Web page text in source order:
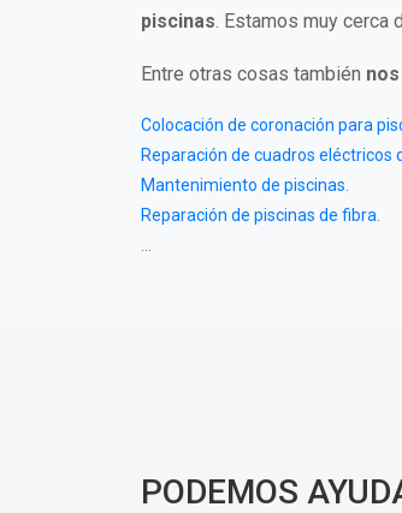
piscinas. Estamos muy cerca
Entre otras cosas también
Colocación de coronación para
Reparación de cuadros eléctricos
Mantenimiento de piscinas
Reparación de piscinas de fibra
PODEMOS